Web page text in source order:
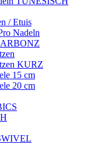
/ Etuis
Nadeln
KURZ
15 cm
20 cm